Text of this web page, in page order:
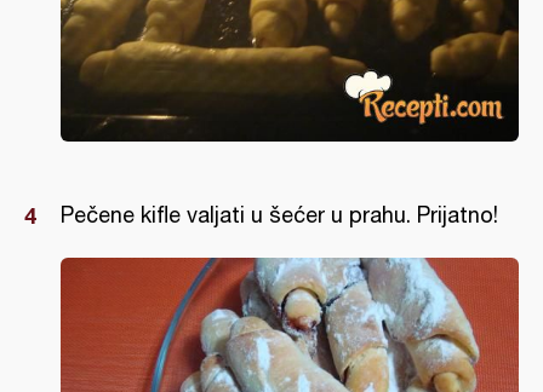
Pečene kifle valjati u šećer u prahu. Prijatno!